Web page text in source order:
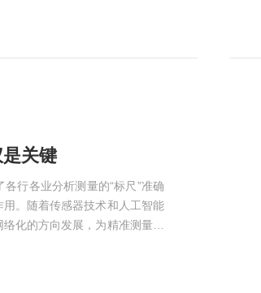
关键
行各业分析测量的“标尺”准确
。随着传感器技术和人工智能
化的方向发展，为精准测量时